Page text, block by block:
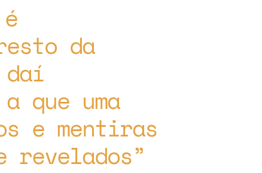
da
que uma
e mentiras
revelados